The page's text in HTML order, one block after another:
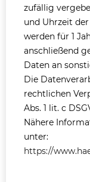
zufällig
und Uhrzeit
werden für 1
anschließend
Daten an
Die
rechtlichen
Abs. 1 lit. c
Nähere
unter:
https://